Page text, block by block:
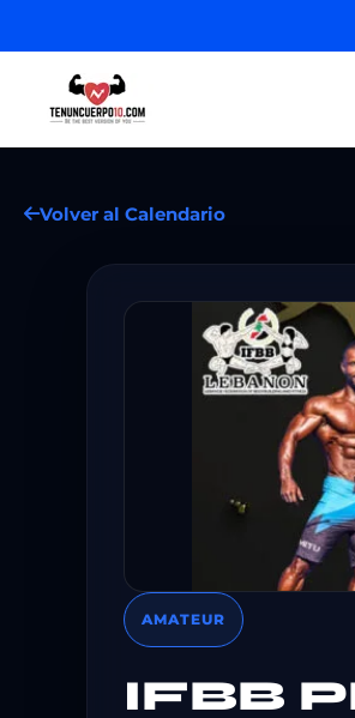
Volver al Calendario
AMATEUR
IFBB